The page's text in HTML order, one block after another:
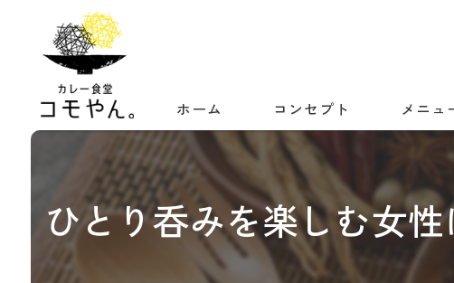
ホーム コンセプト メニュ
ひとり呑みを楽しむ女